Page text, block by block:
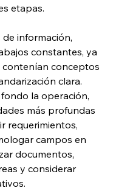
etapas.
información,
constantes, ya
conceptos
clara.
la operación,
más profundas
requerimientos,
campos en
documentos,
y considerar